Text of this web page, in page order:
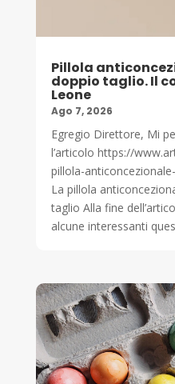
Pillola
doppio taglio. Il
Leone
Ago 7, 2026
Egregio Direttore, Mi
l’articolo https://
pillola-
La pillola
taglio Alla fine
alcune interessanti